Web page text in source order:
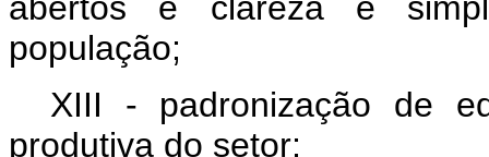
população;
XIII - padronização de
produtiva do setor;